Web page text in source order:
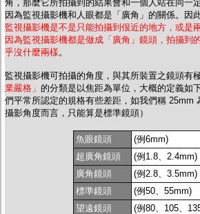
電腦工業機殼
客訂商品
角，那麼它所拍攝到的結果會和一個人站在同一
因為監視攝影機和人眼都是「廣角」的關係。因
監視攝影機是不是只能拍攝到佷近的地方，或是
因為監視攝影機都是做成「廣角」鏡頭，拍攝到
乎沒什麼兩樣 。
監視攝影機可拍攝的角度，與其所裝置之鏡頭有
業嚴格」 的分類是以焦距為單位，大概的定義如
們平常所認定的規格有些差距，如我們稱 25mm
攝影角度而言，只能算是標準鏡頭）
魚眼鏡頭
(例6mm)
超廣角鏡頭
(例1.8、2.4mm)
廣角鏡頭
(例2.8、3.5mm)
標準鏡頭
(例50、55mm)
望遠鏡頭
(例80、105、